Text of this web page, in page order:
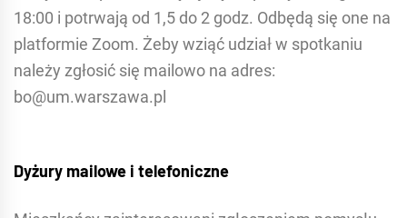
18:00 i potrwają od 1,5 do 2 godz. Odbędą się one na
platformie Zoom. Żeby wziąć udział w spotkaniu
należy zgłosić się mailowo na adres:
bo@um.warszawa.pl
Dyżury mailowe i telefoniczne